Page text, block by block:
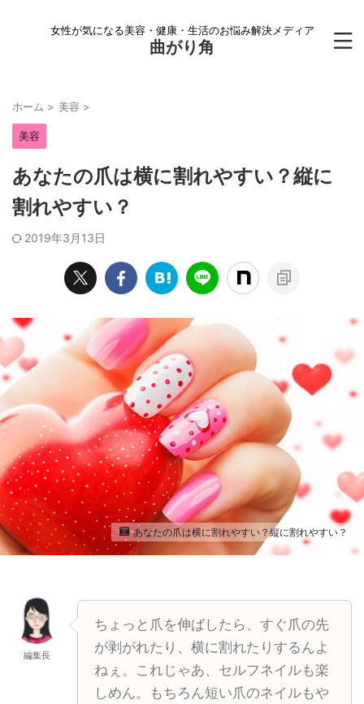
女性が気になる美容・健康・生活のお悩み解決メディア
曲がり角
ホーム > 美容 >
美容
あなたの爪は横に割れやすい？縦に
割れやすい？
2019年3月13日
あなたの爪は横に割れやすい？縦に割れやすい？
編集長
ちょっと爪を伸ばしたら、すぐ爪の先
が剥がれたり、横に割れたりするんよ
ねぇ。これじゃあ、セルフネイルも楽
しめん。もちろん短い爪のネイルもや